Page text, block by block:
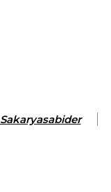
Sakaryasabider